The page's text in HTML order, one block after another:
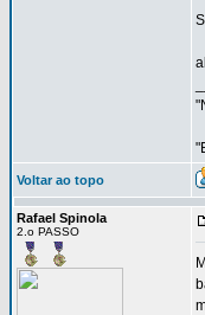
Voltar ao topo
Rafael Spinola
2.o PASSO